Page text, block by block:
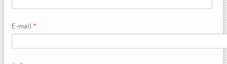
E-mail *